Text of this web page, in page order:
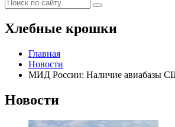
Хлебные крошки
Главная
Новости
МИД России: Наличие авиабазы
Новости